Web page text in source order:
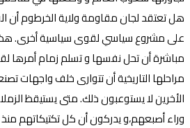
هل تعتقد لجان مقاومة ولاية الخرطوم
على مشروع سياسي لقوى سياسية أخرى. هذا
مباشرة أن تحل نفسها و تسلم زمام
مراحلها التاريخية أن تتوارى خلف واجهات
الأخرين لا يستوعبون ذلك. متى يستيقظ